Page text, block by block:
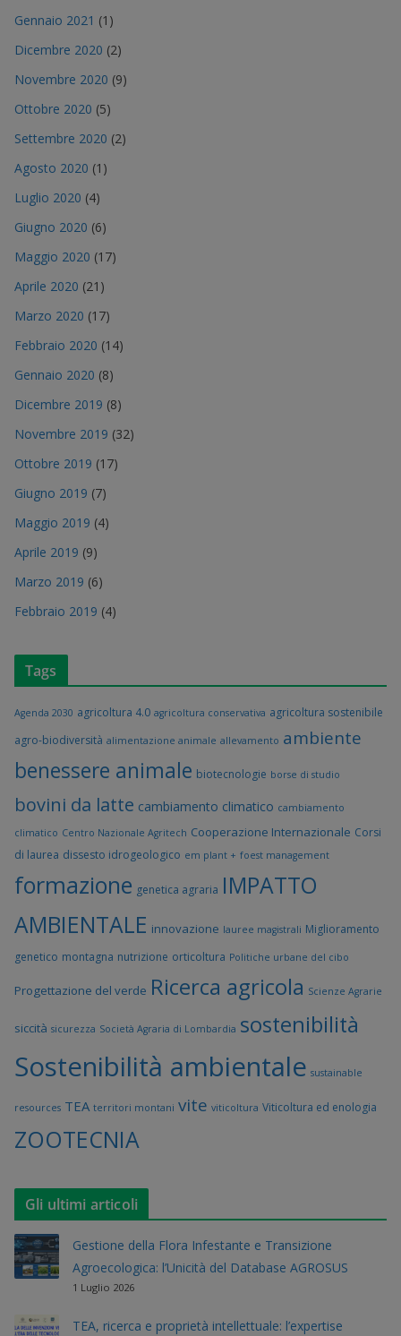
Gennaio 2021 (1)
Dicembre 2020 (2)
Novembre 2020 (9)
Ottobre 2020 (5)
Settembre 2020 (2)
Agosto 2020 (1)
Luglio 2020 (4)
Giugno 2020 (6)
Maggio 2020 (17)
Aprile 2020 (21)
Marzo 2020 (17)
Febbraio 2020 (14)
Gennaio 2020 (8)
Dicembre 2019 (8)
Novembre 2019 (32)
Ottobre 2019 (17)
Giugno 2019 (7)
Maggio 2019 (4)
Aprile 2019 (9)
Marzo 2019 (6)
Febbraio 2019 (4)
Tags
Agenda 2030 agricoltura 4.0 agricoltura conservativa agricoltura sostenibile
agro-biodiversità alimentazione animale allevamento ambiente
benessere animale biotecnologie borse di studio
bovini da latte cambiamento climatico cambiamento
climatico Centro Nazionale Agritech Cooperazione Internazionale Corsi
di laurea dissesto idrogeologico em plant + foest management
formazione genetica agraria IMPATTO
AMBIENTALE innovazione lauree magistrali Miglioramento
genetico montagna nutrizione orticoltura Politiche urbane del cibo
Progettazione del verde Ricerca agricola Scienze Agrarie
siccità sicurezza Società Agraria di Lombardia sostenibilità
Sostenibilità ambientale sustainable
resources TEA territori montani vite viticoltura Viticoltura ed enologia
ZOOTECNIA
Gli ultimi articoli
Gestione della Flora Infestante e Transizione
Agroecologica: l’Unicità del Database AGROSUS
1 Luglio 2026
TEA, ricerca e proprietà intellettuale: l’expertise